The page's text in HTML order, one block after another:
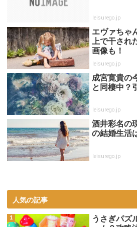
leisurego.jp
エヴァちゃ
上で干され
画像も！
leisurego.jp
成宮寛貴の
と同棲中？
leisurego.jp
酒井彩名の
の結婚生活
leisurego.jp
人気の記事
うさぎパズ